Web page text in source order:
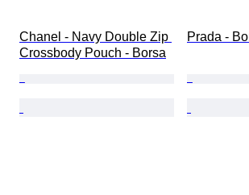
Chanel - Navy Double Zip
Crossbody Pouch - Borsa
Prada -